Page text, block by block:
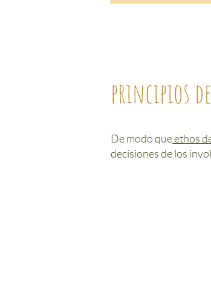
principios
De modo queethos
decisiones de los